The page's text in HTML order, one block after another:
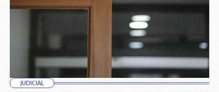
JUDICIAL